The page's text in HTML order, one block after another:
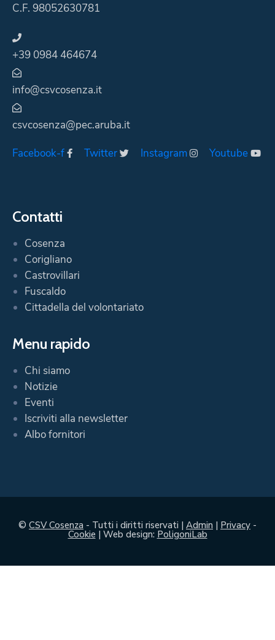
C.F. 98052630781
+39 0984 464674
info@csvcosenza.it
csvcosenza@pec.aruba.it
Facebook-f
Twitter Instagram Youtube
Contatti
Cosenza
Corigliano
Castrovillari
Fuscaldo
Cittadella del volontariato
Menu rapido
Chi siamo
Notizie
Eventi
Iscriviti alla newsletter
Albo fornitori
© CSV Cosenza - Tutti i diritti riservati | Admin | Privacy -
Cookie | Web design: PoligoniLab